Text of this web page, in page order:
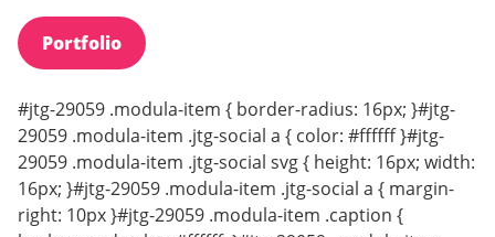
Portfolio
#jtg-29059 .modula-item { border-radius: 16px; }#jtg-
29059 .modula-item .jtg-social a { color: #ffffff }#jtg-
29059 .modula-item .jtg-social svg { height: 16px; width:
16px; }#jtg-29059 .modula-item .jtg-social a { margin-
right: 10px }#jtg-29059 .modula-item .caption {